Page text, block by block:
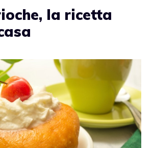
la ricetta